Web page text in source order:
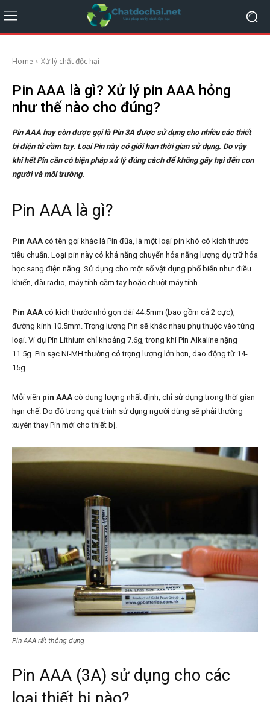
Home Xử lý chất độc hại
Pin AAA là gì? Xử lý pin AAA hỏng
như thế nào cho đúng?
Pin AAA hay còn được gọi là Pin 3A được sử dụng cho nhiều các thiết
bị điện tử cầm tay. Loại Pin này có giới hạn thời gian sử dụng. Do vậy
khi hết Pin cần có biện pháp xử lý đúng cách để không gây hại đến con
người và môi trường.
Pin AAA là gì?
Pin AAA có tên gọi khác là Pin đũa, là một loại pin khô có kích thước
tiêu chuẩn. Loại pin này có khả năng chuyển hóa năng lượng dự trữ hóa
học sang điện năng. Sử dụng cho một số vật dụng phổ biến như: điều
khiển, đài radio, máy tính cầm tay hoặc chuột máy tính.
Pin AAA có kích thước nhỏ gọn dài 44.5mm (bao gồm cả 2 cực),
đường kính 10.5mm. Trọng lượng Pin sẽ khác nhau phụ thuộc vào từng
loại. Ví dụ Pin Lithium chỉ khoảng 7.6g, trong khi Pin Alkaline nặng
11.5g. Pin sạc Ni-MH thường có trọng lượng lớn hơn, dao động từ 14-
15g.
Mỗi viên pin AAA có dung lượng nhất định, chỉ sử dụng trong thời gian
hạn chế. Do đó trong quá trình sử dụng người dùng sẽ phải thường
xuyên thay Pin mới cho thiết bị.
Pin AAA rất thông dụng
Pin AAA (3A) sử dụng cho các